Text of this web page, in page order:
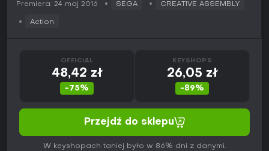
Premiera: 24 maj 2016 SEGA CREATIVE ASSEMBLY
Action
OFFICIAL
48,42 zł
-75%
KEYSHOPS
26,05 zł
-89%
Przejdź do sklepu
W keyshopach taniej było w 86% dni z danymi.